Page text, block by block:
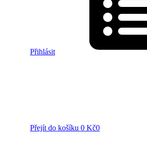
Přihlásit
Přejít do košíku 0 Kč0